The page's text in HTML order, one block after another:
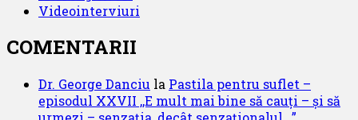
Videointerviuri
COMENTARII
Dr. George Danciu la Pastila pentru suflet –
episodul XXVII ,,E mult mai bine să cauți – și să